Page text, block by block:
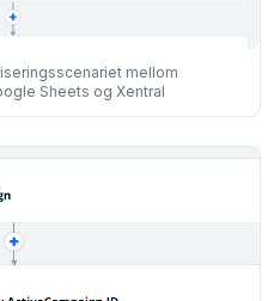
mellom
Sheets og Xentral